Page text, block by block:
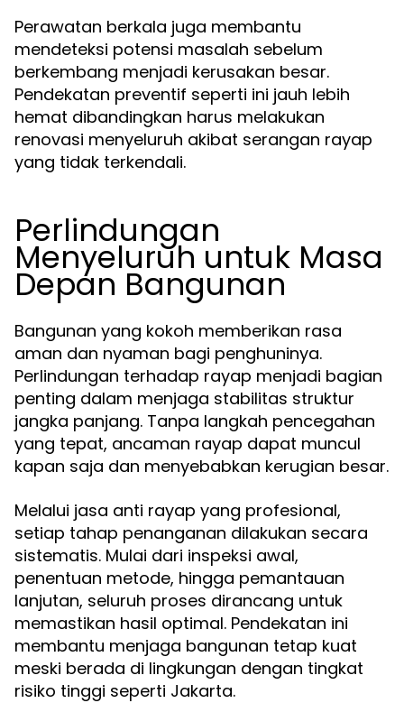
Perawatan berkala juga membantu
mendeteksi potensi masalah sebelum
berkembang menjadi kerusakan besar.
Pendekatan preventif seperti ini jauh lebih
hemat dibandingkan harus melakukan
renovasi menyeluruh akibat serangan rayap
yang tidak terkendali.
Perlindungan
Menyeluruh untuk Masa
Depan Bangunan
Bangunan yang kokoh memberikan rasa
aman dan nyaman bagi penghuninya.
Perlindungan terhadap rayap menjadi bagian
penting dalam menjaga stabilitas struktur
jangka panjang. Tanpa langkah pencegahan
yang tepat, ancaman rayap dapat muncul
kapan saja dan menyebabkan kerugian besar.
Melalui jasa anti rayap yang profesional,
setiap tahap penanganan dilakukan secara
sistematis. Mulai dari inspeksi awal,
penentuan metode, hingga pemantauan
lanjutan, seluruh proses dirancang untuk
memastikan hasil optimal. Pendekatan ini
membantu menjaga bangunan tetap kuat
meski berada di lingkungan dengan tingkat
risiko tinggi seperti Jakarta.